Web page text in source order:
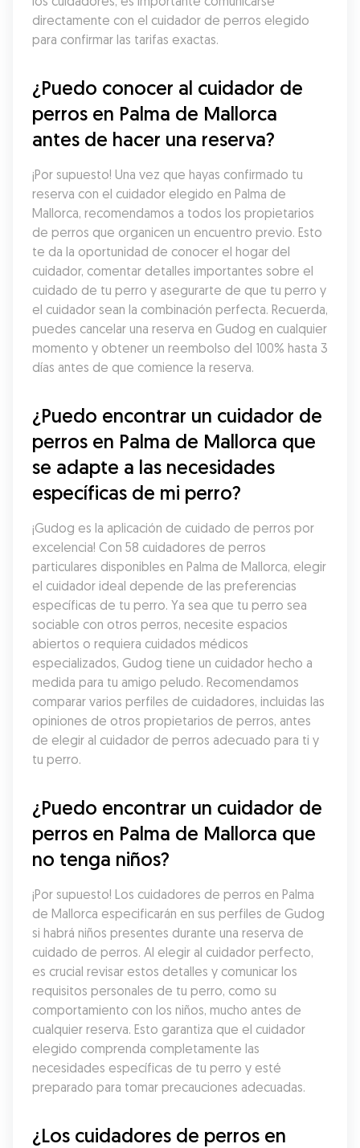
directamente con el cuidador de perros elegido
para confirmar las tarifas exactas.
¿Puedo conocer al cuidador de
perros en Palma de Mallorca
antes de hacer una reserva?
¡Por supuesto! Una vez que hayas confirmado tu
reserva con el cuidador elegido en Palma de
Mallorca, recomendamos a todos los propietarios
de perros que organicen un encuentro previo. Esto
te da la oportunidad de conocer el hogar del
cuidador, comentar detalles importantes sobre el
cuidado de tu perro y asegurarte de que tu perro y
el cuidador sean la combinación perfecta. Recuerda,
puedes cancelar una reserva en Gudog en cualquier
momento y obtener un reembolso del 100% hasta 3
días antes de que comience la reserva.
¿Puedo encontrar un cuidador de
perros en Palma de Mallorca que
se adapte a las necesidades
específicas de mi perro?
¡Gudog es la aplicación de cuidado de perros por
excelencia! Con 58 cuidadores de perros
particulares disponibles en Palma de Mallorca, elegir
el cuidador ideal depende de las preferencias
específicas de tu perro. Ya sea que tu perro sea
sociable con otros perros, necesite espacios
abiertos o requiera cuidados médicos
especializados, Gudog tiene un cuidador hecho a
medida para tu amigo peludo. Recomendamos
comparar varios perfiles de cuidadores, incluidas las
opiniones de otros propietarios de perros, antes
de elegir al cuidador de perros adecuado para ti y
tu perro.
¿Puedo encontrar un cuidador de
perros en Palma de Mallorca que
no tenga niños?
¡Por supuesto! Los cuidadores de perros en Palma
de Mallorca especificarán en sus perfiles de Gudog
si habrá niños presentes durante una reserva de
cuidado de perros. Al elegir al cuidador perfecto,
es crucial revisar estos detalles y comunicar los
requisitos personales de tu perro, como su
comportamiento con los niños, mucho antes de
cualquier reserva. Esto garantiza que el cuidador
elegido comprenda completamente las
necesidades específicas de tu perro y esté
preparado para tomar precauciones adecuadas.
¿Los cuidadores de perros en